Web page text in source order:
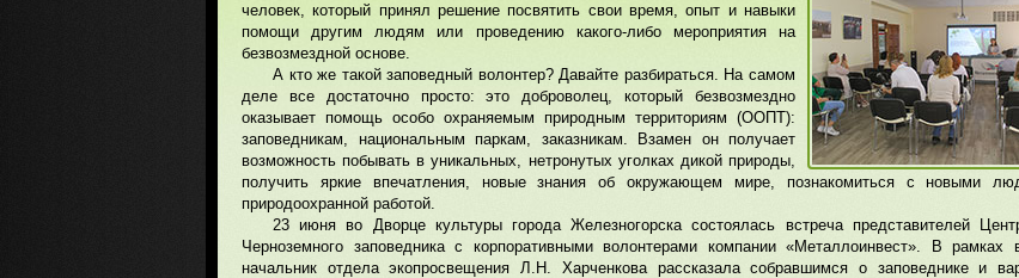
человек, который принял решение посвятить свои время, опыт и навыки
помощи другим людям или проведению какого-либо мероприятия на
безвозмездной основе.
А кто же такой заповедный волонтер? Давайте разбираться. На самом
деле все достаточно просто: это доброволец, который безвозмездно
оказывает помощь особо охраняемым природным территориям (ООПТ):
заповедникам, национальным паркам, заказникам. Взамен он получает
возможность побывать в уникальных, нетронутых уголках дикой природы,
получить яркие впечатления, новые знания об окружающем мире, познакомиться с новыми
природоохранной работой.
23 июня во Дворце культуры города Железногорска состоялась встреча представителей
Черноземного заповедника с корпоративными волонтерами компании «Металлоинвест». В рамках
начальник отдела экопросвещения Л.Н. Харченкова рассказала собравшимся о заповеднике и